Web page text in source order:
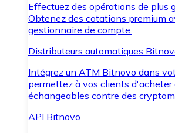
Effectuez des opérations de plus
Obtenez des cotations premium
gestionnaire de compte.
Distributeurs automatiques
Intégrez un ATM Bitnovo dans
permettez à vos clients d'acheter
échangeables contre des
API Bitnovo